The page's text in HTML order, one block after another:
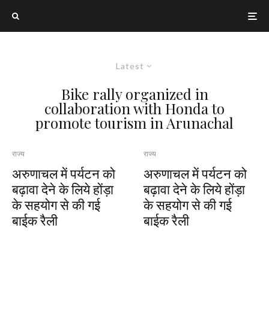
Latest
Bike rally organized in
collaboration with Honda to
promote tourism in Arunachal
राज्य
अरुणाचल में पर्यटन को
बढ़ावा देने के लिये होंड़ा
के सहयोग से की गई
बाईक रैली
राज्य
अरुणाचल में पर्यटन को
बढ़ावा देने के लिये होंड़ा
के सहयोग से की गई
बाईक रैली